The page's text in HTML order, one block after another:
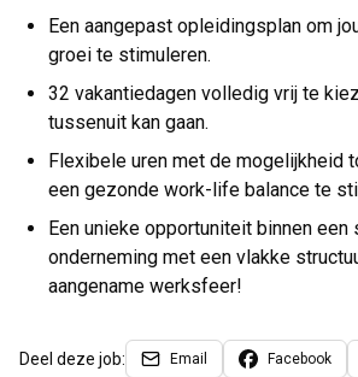
Een aangepast opleidingsplan om
groei te stimuleren.
32 vakantiedagen volledig vrij te
tussenuit kan gaan.
Flexibele uren met de mogelijkheid
een gezonde work-life balance te
Een unieke opportuniteit binnen
onderneming met een vlakke
aangename werksfeer!
Deel deze job: Email Facebook